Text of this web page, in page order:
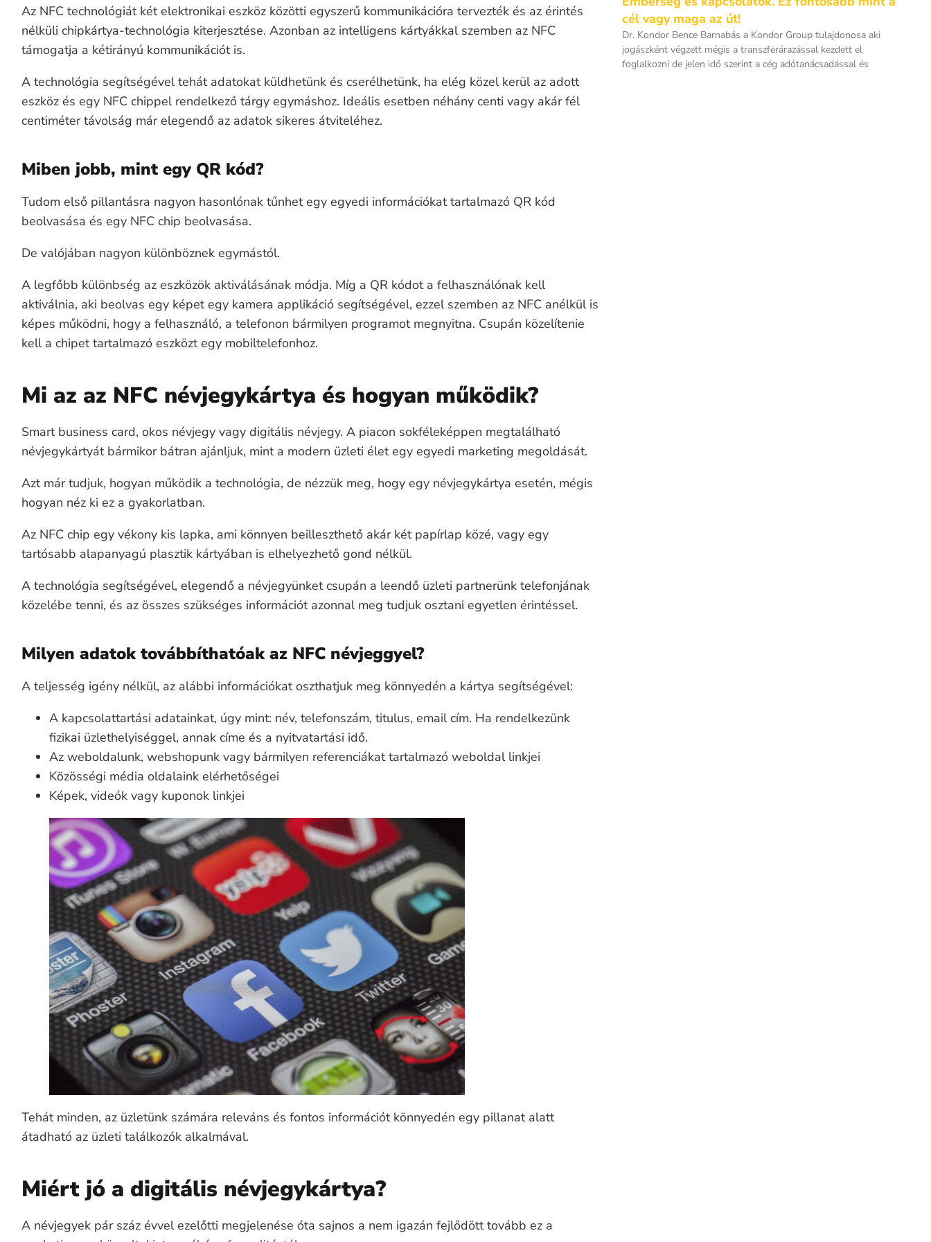
Az NFC technológiát két elektronikai eszköz közötti egyszerű kommunikációra tervezték és az érintés
nélküli chipkártya-technológia kiterjesztése. Azonban az intelligens kártyákkal szemben az NFC
támogatja a kétirányú kommunikációt is.
A technológia segítségével tehát adatokat küldhetünk és cserélhetünk, ha elég közel kerül az adott
eszköz és egy NFC chippel rendelkező tárgy egymáshoz. Ideális esetben néhány centi vagy akár fél
centiméter távolság már elegendő az adatok sikeres átviteléhez.
Miben jobb, mint egy QR kód?
Tudom első pillantásra nagyon hasonlónak tűnhet egy egyedi információkat tartalmazó QR kód
beolvasása és egy NFC chip beolvasása.
De valójában nagyon különböznek egymástól.
A legfőbb különbség az eszközök aktiválásának módja. Míg a QR kódot a felhasználónak kell
aktiválnia, aki beolvas egy képet egy kamera applikáció segítségével, ezzel szemben az NFC anélkül is
képes működni, hogy a felhasználó, a telefonon bármilyen programot megnyitna. Csupán közelítenie
kell a chipet tartalmazó eszközt egy mobiltelefonhoz.
Mi az az NFC névjegykártya és hogyan működik?
Smart business card, okos névjegy vagy digitális névjegy. A piacon sokféleképpen megtalálható
névjegykártyát bármikor bátran ajánljuk, mint a modern üzleti élet egy egyedi marketing megoldását.
Azt már tudjuk, hogyan működik a technológia, de nézzük meg, hogy egy névjegykártya esetén, mégis
hogyan néz ki ez a gyakorlatban.
Az NFC chip egy vékony kis lapka, ami könnyen beilleszthető akár két papírlap közé, vagy egy
tartósabb alapanyagú plasztik kártyában is elhelyezhető gond nélkül.
A technológia segítségével, elegendő a névjegyünket csupán a leendő üzleti partnerünk telefonjának
közelébe tenni, és az összes szükséges információt azonnal meg tudjuk osztani egyetlen érintéssel.
Milyen adatok továbbíthatóak az NFC névjeggyel?
A teljesség igény nélkül, az alábbi információkat oszthatjuk meg könnyedén a kártya segítségével:
A kapcsolattartási adatainkat, úgy mint: név, telefonszám, titulus, email cím. Ha rendelkezünk
fizikai üzlethelyiséggel, annak címe és a nyitvatartási idő.
Az weboldalunk, webshopunk vagy bármilyen referenciákat tartalmazó weboldal linkjei
Közösségi média oldalaink elérhetőségei
Képek, videók vagy kuponok linkjei
Tehát minden, az üzletünk számára releváns és fontos információt könnyedén egy pillanat alatt
átadható az üzleti találkozók alkalmával.
Miért jó a digitális névjegykártya?
A névjegyek pár száz évvel ezelőtti megjelenése óta sajnos a nem igazán fejlődött tovább ez a
cél vagy maga az út!
Dr. Kondor Bence Barnabás a Kondor Group tulajdonosa aki
jogászként végzett mégis a transzferárazással kezdett el
foglalkozni de jelen idő szerint a cég adótanácsadással és